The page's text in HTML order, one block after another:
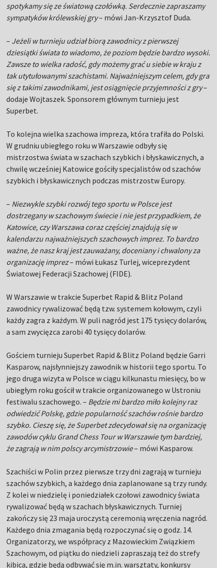
spotykamy się ze światową czołówką. Serdecznie zapraszamy
sympatyków królewskiej gry– mówi Jan-Krzysztof Duda.
– Jeżeli w turnieju udział biorą zawodnicy z pierwszej
dziesiątki świata to wiadomo, że poziom będzie bardzo wysoki.
Zawsze to wielka radość, gdy możemy grać u siebie w kraju z
tak utytułowanymi szachistami. Najważniejszym celem, gdy gra
się z takimi zawodnikami, jest osiągnięcie przyjemności z gry–
dodaje Wojtaszek. Sponsorem głównym turnieju jest
Superbet.
To kolejna wielka szachowa impreza, która trafiła do Polski.
W grudniu ubiegłego roku w Warszawie odbyły się
mistrzostwa świata w szachach szybkich i błyskawicznych, a
chwilę wcześniej Katowice gościły specjalistów od szachów
szybkich i błyskawicznych podczas mistrzostw Europy.
– Niezwykle szybki rozwój tego sportu w Polsce jest
dostrzegany w szachowym świecie i nie jest przypadkiem, że
Katowice, czy Warszawa coraz częściej znajdują się w
kalendarzu najważniejszych szachowych imprez. To bardzo
ważne, że nasz kraj jest zauważany, doceniany i chwalony za
organizację imprez– mówi Łukasz Turlej, wiceprezydent
Światowej Federacji Szachowej (FIDE).
W Warszawie w trakcie Superbet Rapid & Blitz Poland
zawodnicy rywalizować będą tzw. systemem kołowym, czyli
każdy zagra z każdym. W puli nagród jest 175 tysięcy dolarów,
a sam zwycięzca zarobi 40 tysięcy dolarów.
Gościem turnieju Superbet Rapid & Blitz Poland będzie Garri
Kasparow, najsłynniejszy zawodnik w historii tego sportu. To
jego druga wizyta w Polsce w ciągu kilkunastu miesięcy, bo w
ubiegłym roku gościł w trakcie organizowanego w Ustroniu
festiwalu szachowego. – Będzie mi bardzo miło kolejny raz
odwiedzić Polskę, gdzie popularność szachów rośnie bardzo
szybko. Cieszę się, że Superbet zdecydował się na organizację
zawodów cyklu Grand Chess Tour w Warszawie tym bardziej,
że zagrają w nim polscy arcymistrzowie– mówi Kasparow.
Szachiści w Polin przez pierwsze trzy dni zagrają w turnieju
szachów szybkich, a każdego dnia zaplanowane są trzy rundy.
Z kolei w niedzielę i poniedziałek czołowi zawodnicy świata
rywalizować będą w szachach błyskawicznych. Turniej
zakończy się 23 maja uroczystą ceremonią wręczenia nagród.
Każdego dnia zmagania będą rozpoczynać się o godz. 14.
Organizatorzy, we współpracy z Mazowieckim Związkiem
Szachowym, od piątku do niedzieli zapraszają też do strefy
kibica, gdzie będą odbywać się m.in. warsztaty, konkursy